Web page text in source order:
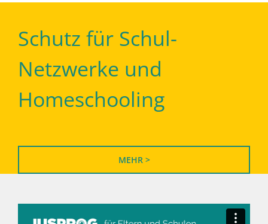
Schutz für Schul-
Netzwerke und
Homeschooling
MEHR >